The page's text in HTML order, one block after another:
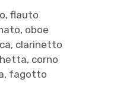
flauto
oboe
clarinetto
corno
fagotto